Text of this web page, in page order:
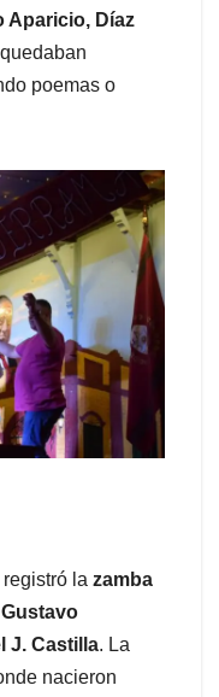
Aparicio, Díaz
poemas o
la zamba
J. Castilla. La
nacieron